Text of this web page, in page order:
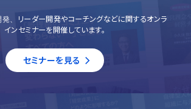
、リーダー開発やコーチングなどに関するオンラ
インセミナーを開催しています。
セミナーを見る